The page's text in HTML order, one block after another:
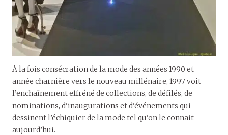
À la fois consécration de la mode des années 1990 et
année charnière vers le nouveau millénaire, 1997 voit
l’enchaînement effréné de collections, de défilés, de
nominations, d’inaugurations et d’événements qui
dessinent l’échiquier de la mode tel qu’on le connait
aujourd’hui.